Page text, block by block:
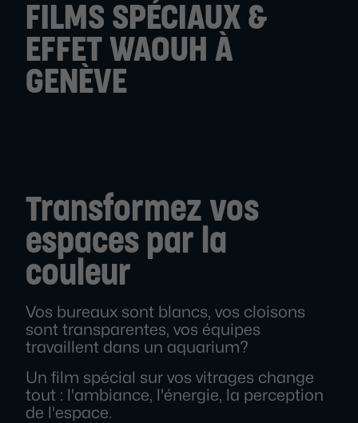
FILMS SPÉCIAUX &
EFFET WAOUH À
GENÈVE
Transformez vos
espaces par la
couleur
Vos bureaux sont blancs, vos cloisons
sont transparentes, vos équipes
travaillent dans un aquarium?
Un film spécial sur vos vitrages change
tout : l'ambiance, l'énergie, la perception
de l'espace.